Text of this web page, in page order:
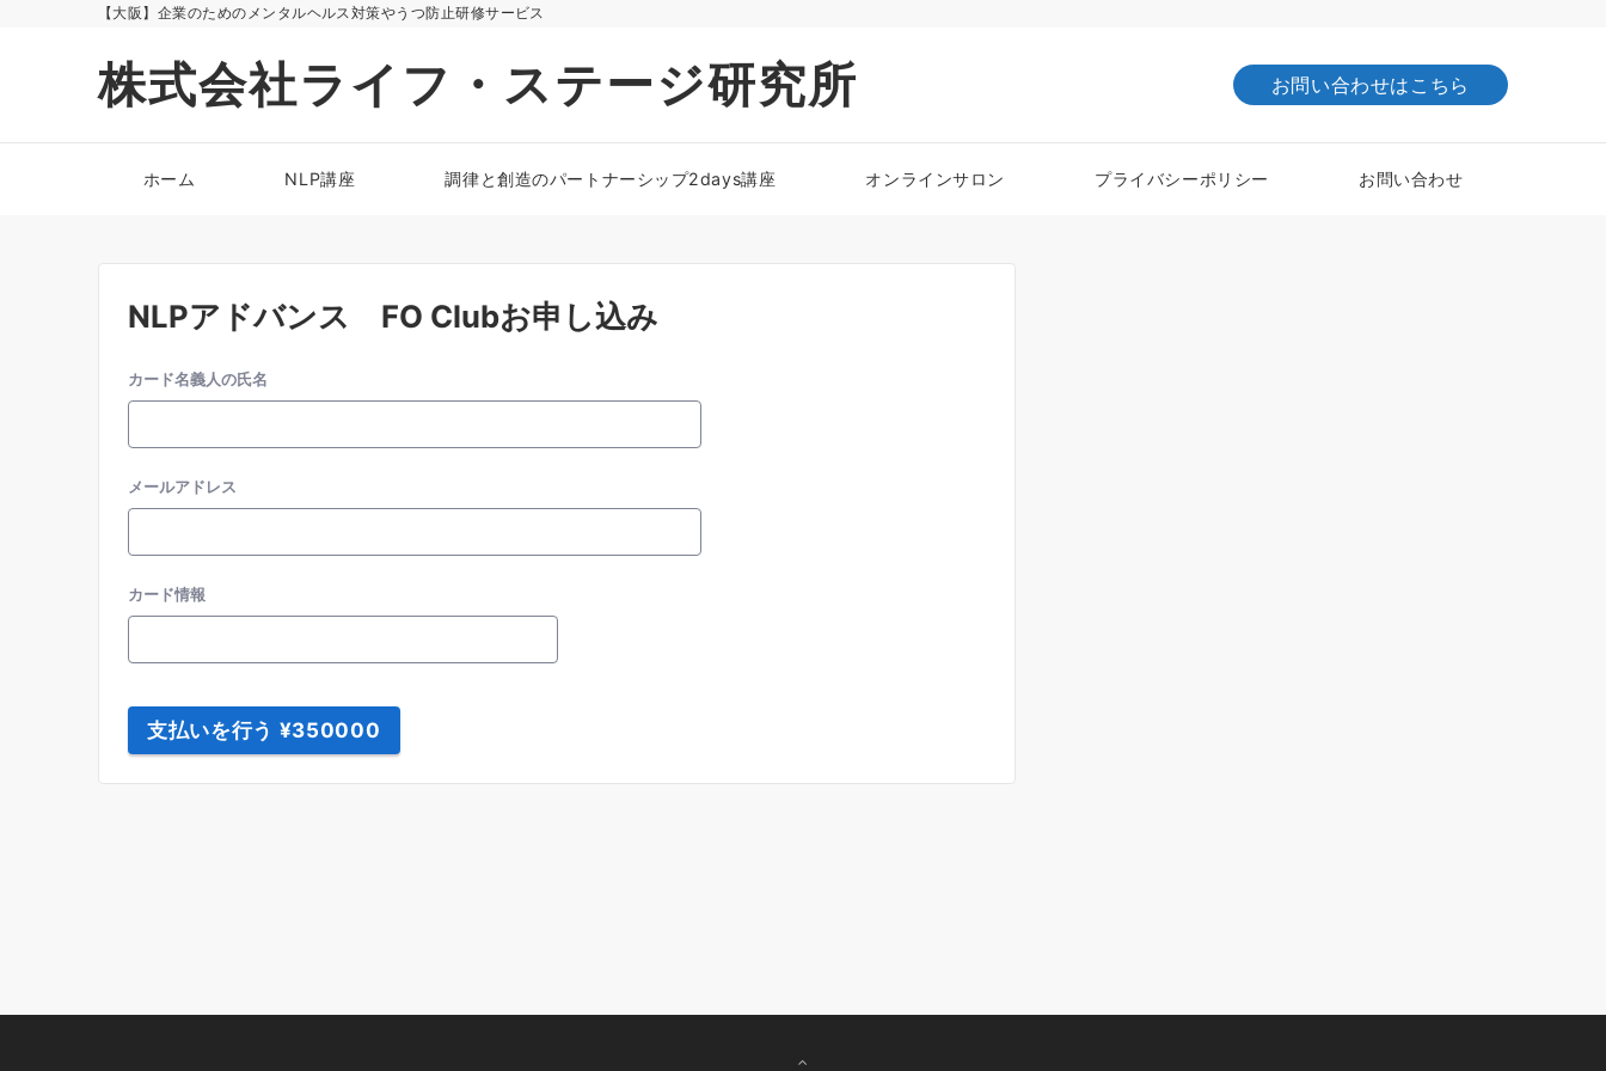
【大阪】企業のためのメンタルヘルス対策やうつ防止研修サービス
株式会社ライフ・ステージ研究所 お問い合わせはこちら
ホーム NLP講座 調律と創造のパートナーシップ2days講座 オンラインサロン プライバシーポリシー お問い合わせ
NLPアドバンス FO Clubお申し込み
カード名義人の氏名
メールアドレス
カード情報
支払いを行う ¥350000